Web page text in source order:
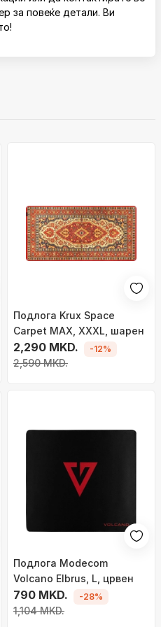
за повеќе детали. Ви
Подлога Krux Space
Carpet MAX, XXXL, шарен
2,290 MKD.
2,590 MKD.
-12%
Подлога Modecom
Volcano Elbrus, L, црвен
790 MKD.
1,104 MKD.
-28%